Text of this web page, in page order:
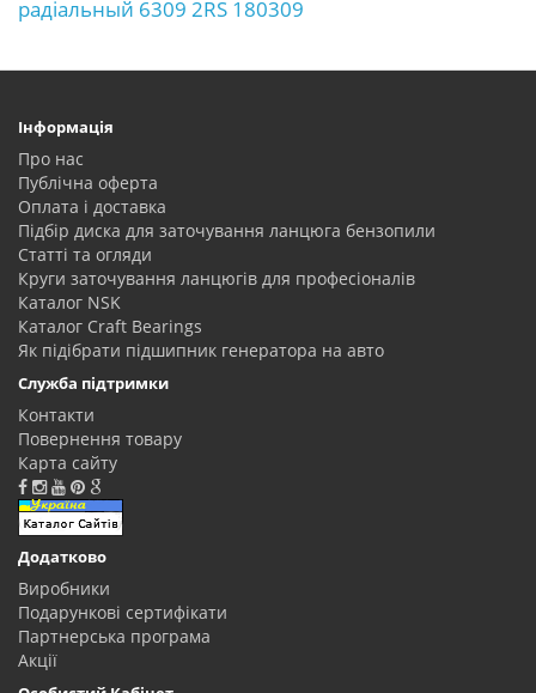
радіальный 6309 2RS 180309
Інформація
Про нас
Публічна оферта
Оплата і доставка
Підбір диска для заточування ланцюга бензопили
Статті та огляди
Круги заточування ланцюгів для професіоналів
Каталог NSK
Каталог Craft Bearings
Як підібрати підшипник генератора на авто
Служба підтримки
Контакти
Повернення товару
Карта сайту
Додатково
Виробники
Подарункові сертифікати
Партнерська програма
Акції